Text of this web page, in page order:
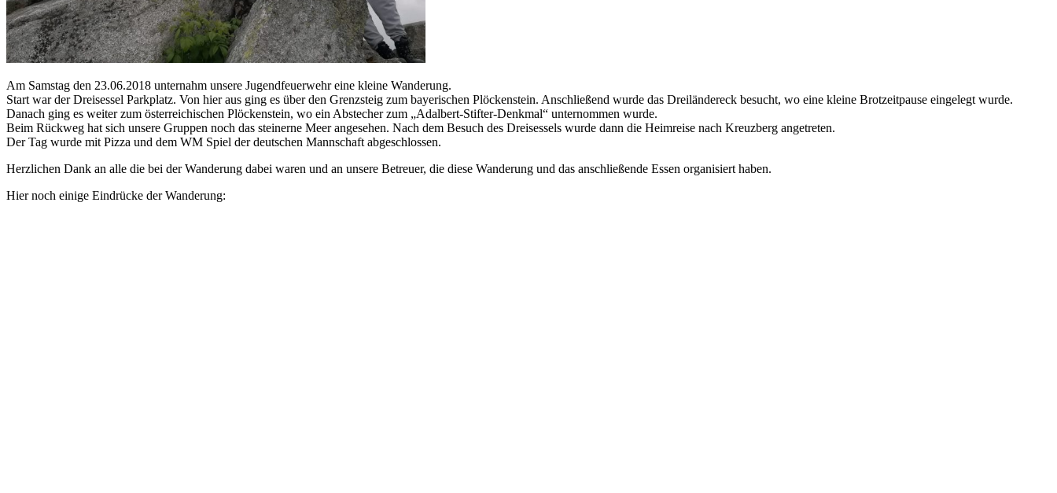
Am Samstag den 23.06.2018 unternahm unsere Jugendfeuerwehr eine kleine Wanderung.
Start war der Dreisessel Parkplatz. Von hier aus ging es über den Grenzsteig zum bayerischen Plöckenstein. Anschließend wurde das Dreiländereck besucht, wo eine kleine Brotzeitpause eingelegt wurde.
Danach ging es weiter zum österreichischen Plöckenstein, wo ein Abstecher zum „Adalbert-Stifter-Denkmal“ unternommen wurde.
Beim Rückweg hat sich unsere Gruppen noch das steinerne Meer angesehen. Nach dem Besuch des Dreisessels wurde dann die Heimreise nach Kreuzberg angetreten.
Der Tag wurde mit Pizza und dem WM Spiel der deutschen Mannschaft abgeschlossen.
Herzlichen Dank an alle die bei der Wanderung dabei waren und an unsere Betreuer, die diese Wanderung und das anschließende Essen organisiert haben.
Hier noch einige Eindrücke der Wanderung: